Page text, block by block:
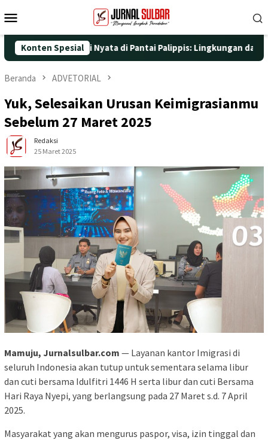
ke
Mobile
Konten Spesial
Aksi Nyata di Pantai Palippis: Lingkungan dan
Beranda ADVETORIAL
Yuk, Selesaikan Urusan Keimigrasianmu
Sebelum 27 Maret 2025
Redaksi
25 Maret 2025
Mamuju, Jurnalsulbar.com — Layanan kantor Imigrasi di
seluruh Indonesia akan tutup untuk sementara selama libur
dan cuti bersama Idulfitri 1446 H serta libur dan cuti Bersama
Hari Raya Nyepi, yang berlangsung pada 27 Maret s.d. 7 April
2025.
Masyarakat yang akan mengurus paspor, visa, izin tinggal dan